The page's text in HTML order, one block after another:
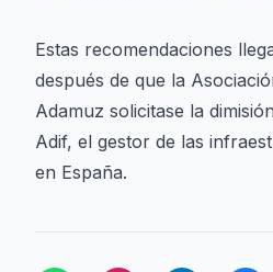
Estas recomendaciones
después de que la
Adamuz solicitase la
Adif, el gestor de las
en España.